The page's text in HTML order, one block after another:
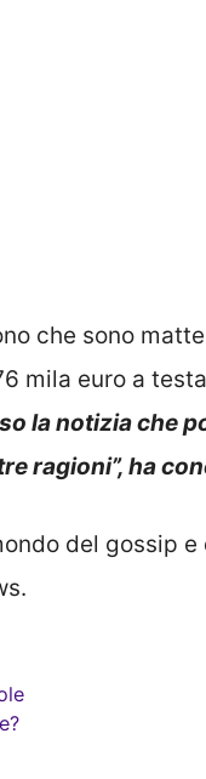
che sono
mila euro a
la notizia che
ragioni”, ha
del gossip